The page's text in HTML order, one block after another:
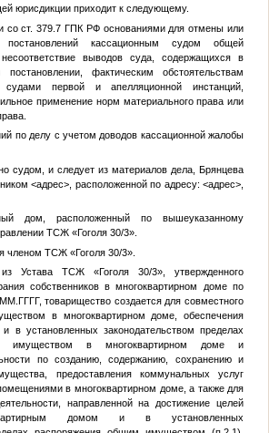
юрисдикции приходит к следующему.
со ст. 379.7 ГПК РФ основаниями для отмены или
постановлений кассационным судом общей
выводов суда, содержащихся в
фактическим обстоятельствам
судами первой и апелляционной инстанций,
применение норм материального права или
по делу с учетом доводов кассационной жалобы
судом, и следует из материалов дела, Брянцева
<адрес> , расположенной по адресу:<адрес>
дом, расположенный по вышеуказанному
ТСЖ «Гоголя 30/3».
членом ТСЖ «Гоголя 30/3».
Устава ТСЖ «Гоголя 30/3», утвержденного
собственников в многоквартирном доме по
, товарищество создается для совместного
в многоквартирном доме, обеспечения
в установленных законодательством пределах
имуществом в многоквартирном доме и
по созданию, содержанию, сохранению и
предоставления коммунальных услуг
в многоквартирном доме, а также для
направленной на достижение целей
домом и в установленных